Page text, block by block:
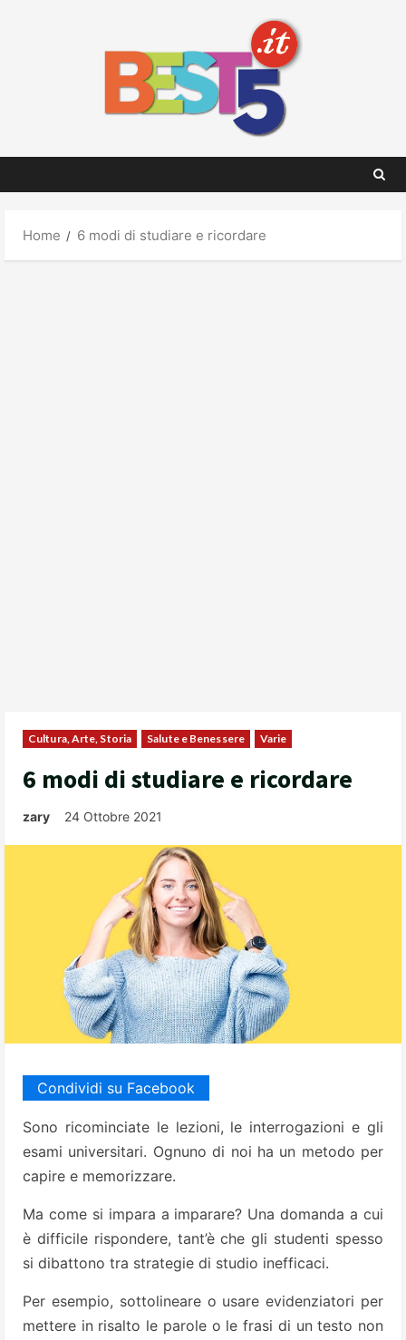
Home 6 modi di studiare e ricordare
Cultura, Arte, Storia Salute e Benessere Varie
6 modi di studiare e ricordare
zary 24 Ottobre 2021
Condividi su Facebook
Sono ricominciate le lezioni, le interrogazioni e gli
esami universitari. Ognuno di noi ha un metodo per
capire e memorizzare.
Ma come si impara a imparare? Una domanda a cui
è difficile rispondere, tant’è che gli studenti spesso
si dibattono tra strategie di studio inefficaci.
Per esempio, sottolineare o usare evidenziatori per
mettere in risalto le parole o le frasi di un testo non